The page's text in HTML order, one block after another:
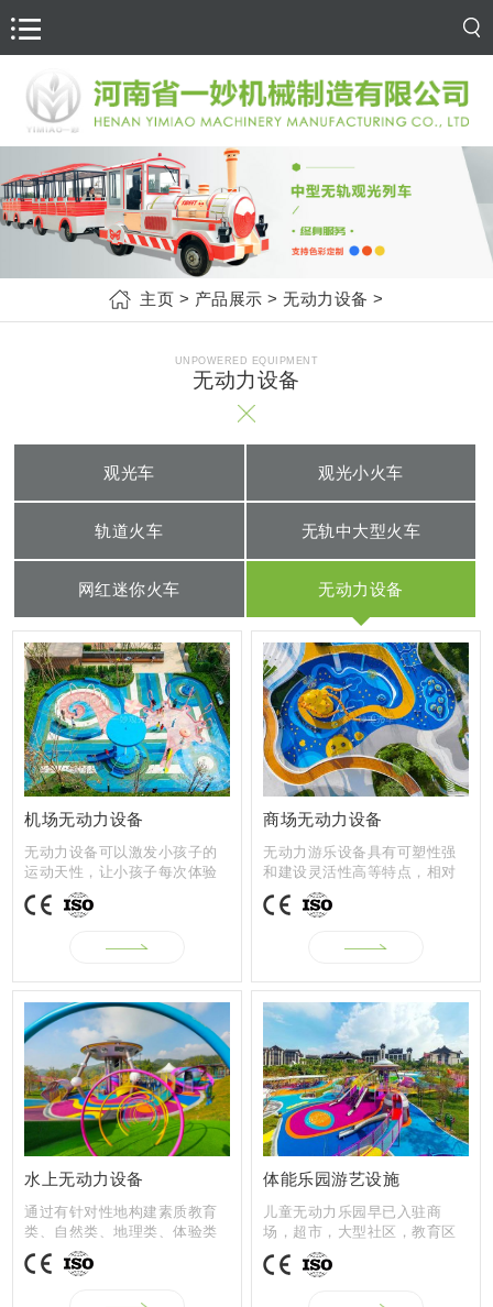
主页 > 产品展示 >无动力设备 >
UNPOWERED EQUIPMENT
无动力设备
观光车 观光小火车
轨道火车 无轨中大型火车
网红迷你火车 无动力设备
机场无动力设备
无动力设备可以激发小孩子的
运动天性，让小孩子每次体验
都有新奇的...
商场无动力设备
无动力游乐设备具有可塑性强
和建设灵活性高等特点，相对
于投资动辄...
水上无动力设备
通过有针对性地构建素质教育
类、自然类、地理类、体验类
等多种类型...
体能乐园游艺设施
儿童无动力乐园早已入驻商
场，超市，大型社区，教育区
块，旅游景点...